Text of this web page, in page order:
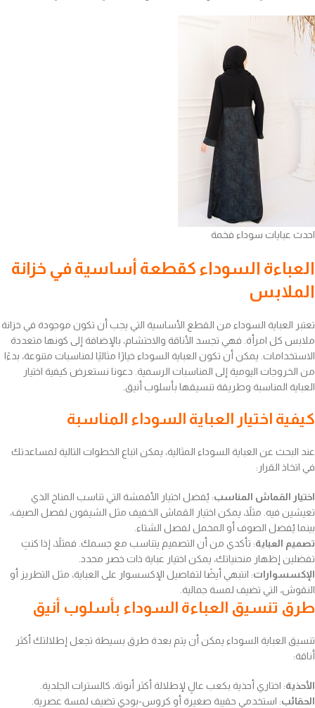
احدث عبايات سوداء فخمة
العباءة السوداء كقطعة أساسية في خزانة
الملابس
تعتبر العباية السوداء من القطع الأساسية التي يجب أن تكون موجودة في خزانة
ملابس كل امرأة. فهي تجسد الأناقة والاحتشام، بالإضافة إلى كونها متعددة
الاستخدامات. يمكن أن تكون العباية السوداء خيارًا مثاليًا لمناسبات متنوعة، بدءًا
من الخروجات اليومية إلى المناسبات الرسمية. دعونا نستعرض كيفية اختيار
العباية المناسبة وطريقة تنسيقها بأسلوب أنيق.
كيفية اختيار العباية السوداء المناسبة
عند البحث عن العباية السوداء المثالية، يمكن اتباع الخطوات التالية لمساعدتك
في اتخاذ القرار:
اختيار القماش المناسب: يُفضل اختيار الأقمشة التي تناسب المناخ الذي
تعيشين فيه. مثلاً، يمكن اختيار القماش الخفيف مثل الشيفون لفصل الصيف،
بينما يُفضل الصوف أو المخمل لفصل الشتاء.
تصميم العباية: تأكدي من أن التصميم يتناسب مع جسمك. فمثلاً، إذا كنتِ
تفضلين إظهار منحنياتك، يمكن اختيار عباية ذات خصر محدد.
الإكسسوارات: انتبهي أيضًا لتفاصيل الإكسسوار على العباية، مثل التطريز أو
النقوش، التي تضيف لمسة جمالية.
طرق تنسيق العباءة السوداء بأسلوب أنيق
تنسيق العباية السوداء يمكن أن يتم بعدة طرق بسيطة تجعل إطلالتك أكثر
أناقة:
الأحذية: اختاري أحذية بكعب عالٍ لإطلالة أكثر أنوثة، كالسترات الجلدية.
الحقائب: استخدمي حقيبة صغيرة أو كروس-بودي تضيف لمسة عصرية.